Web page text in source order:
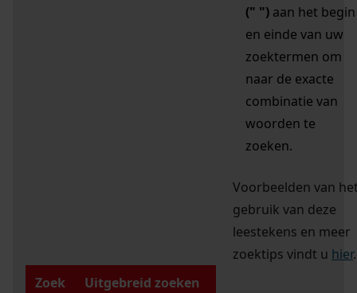
(" ") aan het begin
en einde van uw
zoektermen om
naar de exacte
combinatie van
woorden te
zoeken.
Voorbeelden van
gebruik van deze
leestekens en meer
zoektips vindt u hier.
Zoek
Uitgebreid zoeken